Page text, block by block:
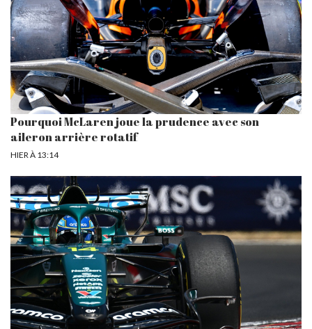
Pourquoi McLaren joue la prudence avec son
aileron arrière rotatif
HIER À 13:14